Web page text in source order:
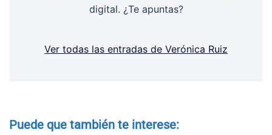
digital. ¿Te apuntas?
Ver todas las entradas de Verónica Ruiz
Puede que también te interese: